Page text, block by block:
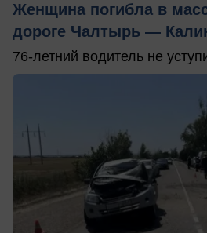
Женщина погибла в
дороге Чалтырь —
76-летний водитель не